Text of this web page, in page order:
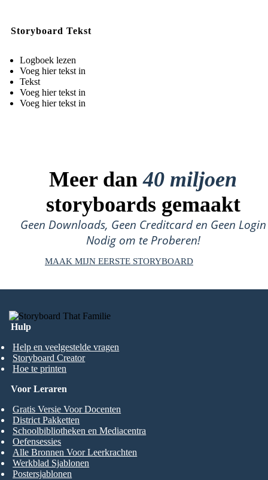
Storyboard Tekst
Logboek lezen
Voeg hier tekst in
Tekst
Voeg hier tekst in
Voeg hier tekst in
Meer dan40 miljoen
storyboards gemaakt
Geen Downloads, Geen Creditcard en Geen Login
Nodig om te Proberen!
MAAK MIJN EERSTE STORYBOARD
Hulp
Help en veelgestelde vragen
Storyboard Creator
Hoe te printen
Voor Leraren
Gratis Versie Voor Docenten
District Pakketten
Schoolbibliotheken en Mediacentra
Oefensessies
Alle Bronnen Voor Leerkrachten
Werkblad Sjablonen
Postersjablonen